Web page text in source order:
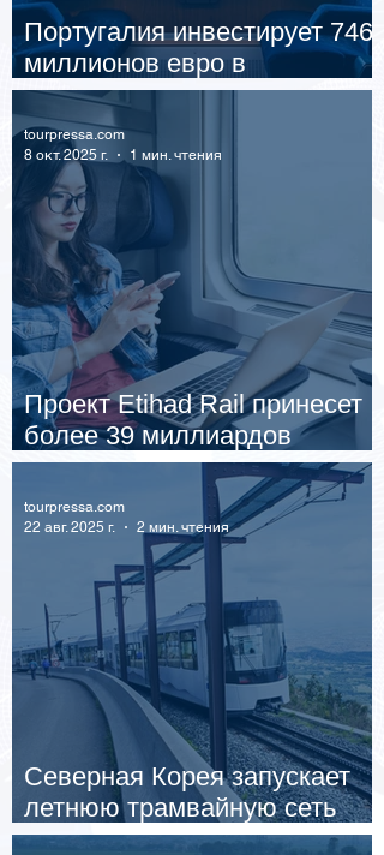
Португалия инвестирует 746
миллионов евро в
современные электропоезда
Проект Etihad Rail принесет
более 39 миллиардов
долларов в экономику ОАЭ
tourpressa.com
8 окт. 2025 г.
1 мин. чтения
Северная Корея запускает
летнюю трамвайную сеть
вдоль пляжей Вонсан-Калма
tourpressa.com
22 авг. 2025 г.
2 мин. чтения